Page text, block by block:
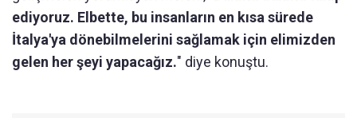
ediyoruz. Elbette, bu insanların en kısa sürede
İtalya'ya dönebilmelerini sağlamak için elimizden
gelen her şeyi yapacağız." diye konuştu.